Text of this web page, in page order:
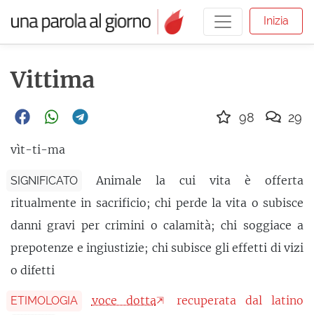
Inizia
Vittima
vìt-ti-ma
SIGNIFICATO
Animale la cui vita è offerta
ritualmente in sacrificio; chi perde la vita o subisce
danni gravi per crimini o calamità; chi soggiace a
prepotenze e ingiustizie; chi subisce gli effetti di vizi
o difetti
ETIMOLOGIA voce dotta
recuperata dal latino
98 29